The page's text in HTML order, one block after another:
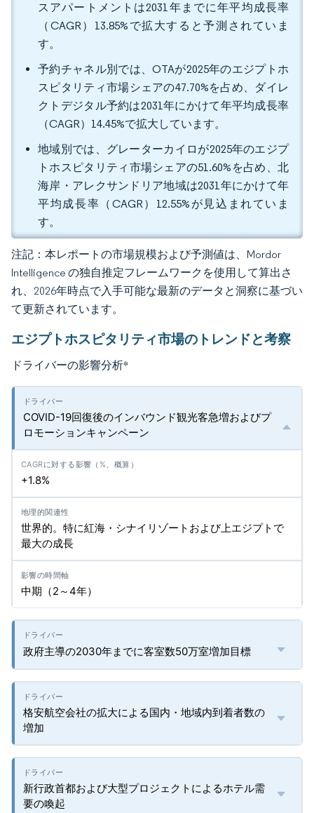
スアパートメントは2031年までに年平均成長率
（CAGR）13.85%で拡大すると予測されていま
す。
予約チャネル別では、OTAが2025年のエジプトホ
スピタリティ市場シェアの47.70%を占め、ダイレ
クトデジタル予約は2031年にかけて年平均成長率
（CAGR）14.45%で拡大しています。
地域別では、グレーターカイロが2025年のエジプ
トホスピタリティ市場シェアの51.60%を占め、北
海岸・アレクサンドリア地域は2031年にかけて年
平均成長率（CAGR）12.55%が見込まれていま
す。
注記：本レポートの市場規模および予測値は、Mordor
Intelligence の独自推定フレームワークを使用して算出さ
れ、2026年時点で入手可能な最新のデータと洞察に基づい
て更新されています。
エジプトホスピタリティ市場のトレンドと考察
ドライバーの影響分析*
COVID-19回復後のインバウンド観光客急増およびプ
ロモーションキャンペーン
+1.8%
世界的。特に紅海・シナイリゾートおよび上エジプトで
最大の成長
中期（2～4年）
政府主導の2030年までに客室数50万室増加目標
格安航空会社の拡大による国内・地域内到着者数の
増加
新行政首都および大型プロジェクトによるホテル需
要の喚起